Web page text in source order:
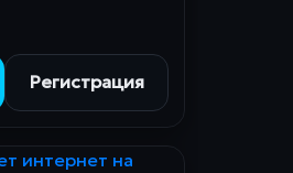
Регистрация